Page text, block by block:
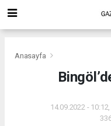
Anasayfa
14.09.2022 -